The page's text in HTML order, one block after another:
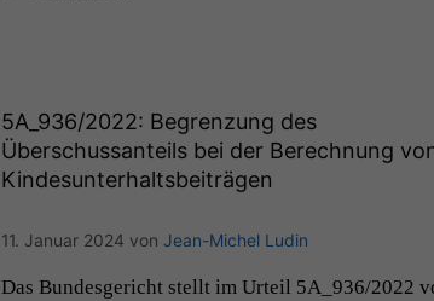
5A_936/2022: Begrenzung des
Überschussanteils bei der Berechnung
Kindesunterhaltsbeiträgen
11. Januar 2024 von Jean-Michel Ludin
Das Bun­des­gericht stellt im Urteil 5A_936/2022